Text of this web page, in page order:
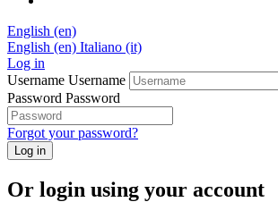
English ‎(en)‎
English ‎(en)‎ Italiano ‎(it)‎
Log in
Username Username
Password Password
Forgot your password?
Log in
Or login using your account